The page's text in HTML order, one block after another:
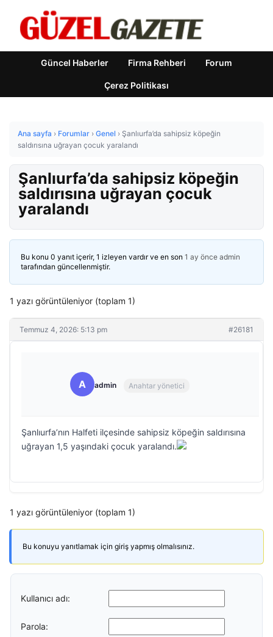
Güncel Haberler Firma Rehberi Forum
Çerez Politikası
Ana sayfa › Forumlar › Genel › Şanlıurfa’da sahipsiz köpeğin
saldırısına uğrayan çocuk yaralandı
Şanlıurfa’da sahipsiz köpeğin
saldırısına uğrayan çocuk
yaralandı
Bu konu 0 yanıt içerir, 1 izleyen vardır ve en son 1 ay önce admin
tarafından güncellenmiştir.
1 yazı görüntüleniyor (toplam 1)
Temmuz 4, 2026: 5:13 pm #26181
A admin Anahtar yönetici
Şanlıurfa’nın Halfeti ilçesinde sahipsiz köpeğin saldırısına
uğrayan 1,5 yaşındaki çocuk yaralandı.
1 yazı görüntüleniyor (toplam 1)
Bu konuyu yanıtlamak için giriş yapmış olmalısınız.
Kullanıcı adı:
Parola: